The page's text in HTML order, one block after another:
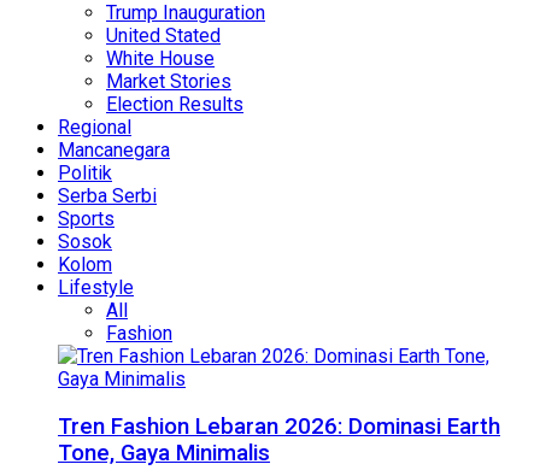
Trump Inauguration
United Stated
White House
Market Stories
Election Results
Regional
Mancanegara
Politik
Serba Serbi
Sports
Sosok
Kolom
Lifestyle
All
Fashion
Tren Fashion Lebaran 2026: Dominasi Earth
Tone, Gaya Minimalis